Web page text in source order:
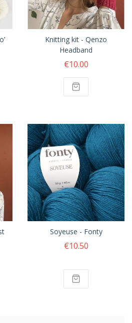
Knitting kit - Qenzo
Headband
€10.00
Soyeuse - Fonty
€10.50